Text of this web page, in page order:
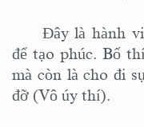
Đây là hành
để tạo phúc. Bố
mà còn là cho đi
đỡ (Vô úy thí).